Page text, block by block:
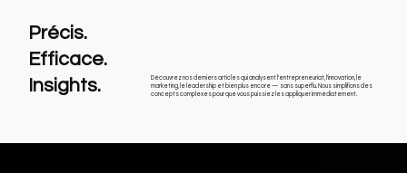
Précis.
Efficace.
Insights.
Découvrez nos derniers articles qui analysent l'entrepreneuriat, l'innovation, le
marketing, le leadership et bien plus encore — sans superflu. Nous simplifions des
concepts complexes pour que vous puissiez les appliquer immédiatement.